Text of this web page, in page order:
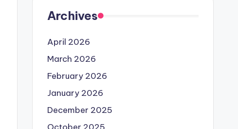
Archives
April 2026
March 2026
February 2026
January 2026
December 2025